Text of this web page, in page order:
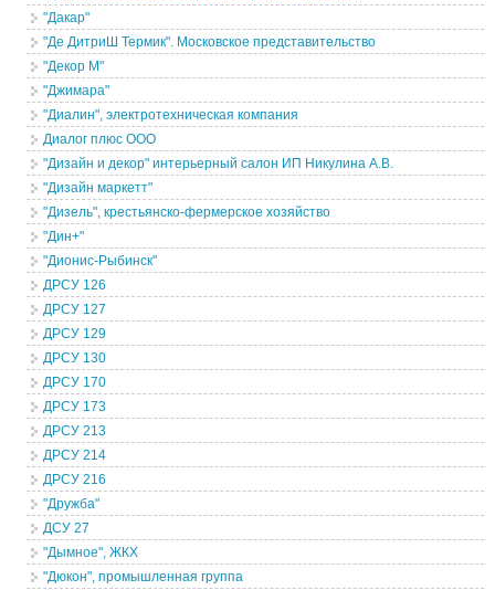
"Дакар"
"Де ДитриШ Термик". Московское представительство
"Декор М"
"Джимара"
"Диалин", электротехническая компания
Диалог плюс ООО
"Дизайн и декор" интерьерный салон ИП Никулина А.В.
"Дизайн маркетт"
"Дизель", крестьянско-фермерское хозяйство
"Дин+"
"Дионис-Рыбинск"
ДРСУ 126
ДРСУ 127
ДРСУ 129
ДРСУ 130
ДРСУ 170
ДРСУ 173
ДРСУ 213
ДРСУ 214
ДРСУ 216
"Дружба"
ДСУ 27
"Дымное", ЖКХ
"Дюкон", промышленная группа